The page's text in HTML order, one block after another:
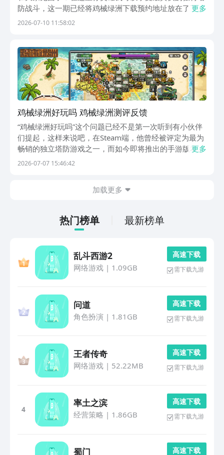
防战斗，这一期已经将鸡械绿洲下载预约地址放在了下
方，大家直接点击豌豆荚上即可轻松领到免费的预约下载
更多
2026-07-10 11:58:02
鸡械绿洲好玩吗 鸡械绿洲测评反馈
“鸡械绿洲好玩吗”这个问题已经不是第一次听到有小伙伴
们提起，这样来说吧，在Steam端，他曾经被评定为最为
畅销的独立塔防游戏之一，而如今即将推出的手游版本，
也让不少“老吃家”们“闻着味儿”就找来了，虽然移动版本
更多
2026-07-07 15:46:42
加载更多
热门榜单 最新榜单
乱斗西游2
网络游戏| 1.09GB
高 速 下 载
需下载九游
问道
角色扮演 | 1.81GB
高 速 下 载
需下载九游
王者传奇
网络游戏| 52.22MB
高 速 下 载
需下载九游
4
率土之滨
经营策略 | 1.86GB
高 速 下 载
需下载九游
蜀门 高 速 下 载